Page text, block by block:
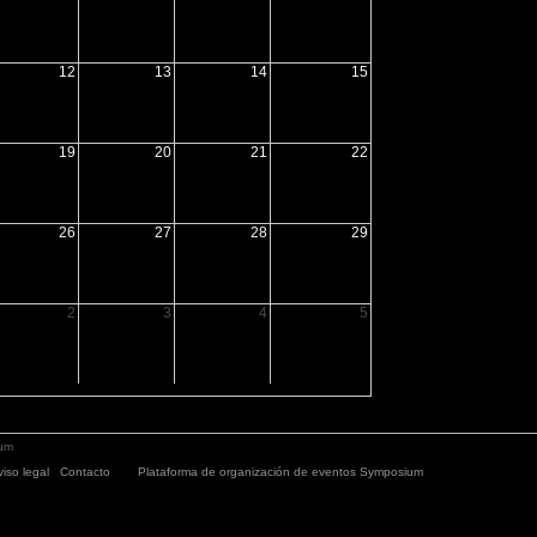
12 13 14 15
19 20 21 22
26 27 28 29
2 3 4 5
legal
Contacto Plataforma de organización de eventos Symposium